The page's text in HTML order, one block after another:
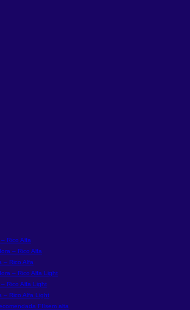
Rico Alfa
– Rico Alfa
– Rico Alfa
– Rico Alfa Light
Rico Alfa Light
– Rico Alfa Light
FIIsem alta